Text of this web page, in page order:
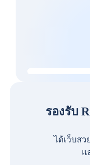
รองรับ
ได้เว็บสว
แ